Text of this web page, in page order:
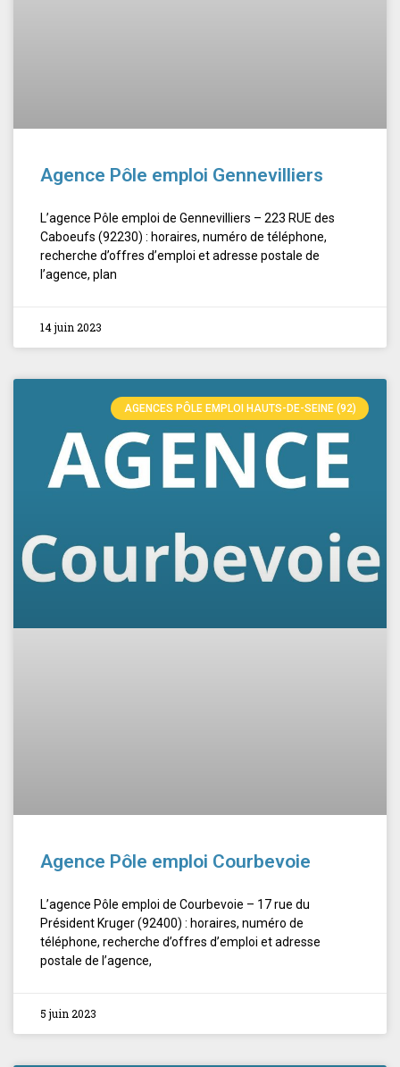
Agence Pôle emploi Gennevilliers
L’agence Pôle emploi de Gennevilliers – 223 RUE des
Caboeufs (92230) : horaires, numéro de téléphone,
recherche d’offres d’emploi et adresse postale de
l’agence, plan
14 juin 2023
AGENCES PÔLE EMPLOI HAUTS-DE-SEINE (92)
Agence Pôle emploi Courbevoie
L’agence Pôle emploi de Courbevoie – 17 rue du
Président Kruger (92400) : horaires, numéro de
téléphone, recherche d’offres d’emploi et adresse
postale de l’agence,
5 juin 2023